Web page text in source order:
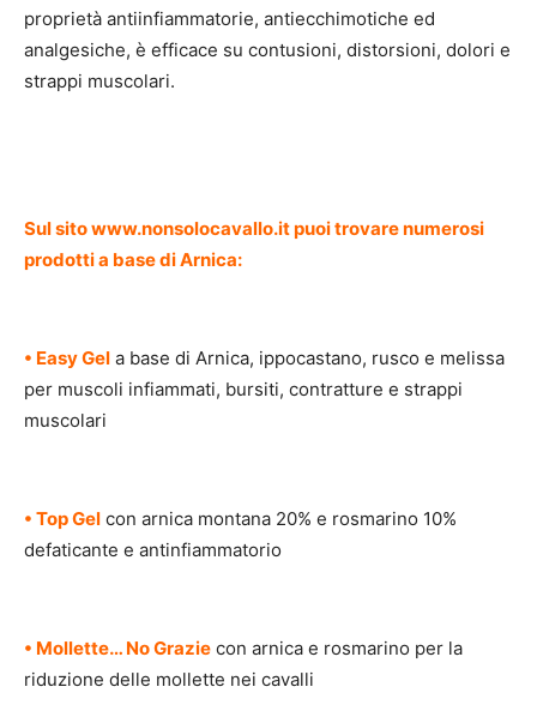
proprietà antiinfiammatorie, antiecchimotiche ed
analgesiche, è efficace su contusioni, distorsioni, dolori e
strappi muscolari.
Sul sito www.nonsolocavallo.it puoi trovare numerosi
prodotti a base di Arnica:
• Easy Gel a base di Arnica, ippocastano, rusco e melissa
per muscoli infiammati, bursiti, contratture e strappi
muscolari
• Top Gel con arnica montana 20% e rosmarino 10%
defaticante e antinfiammatorio
• Mollette… No Grazie con arnica e rosmarino per la
riduzione delle mollette nei cavalli